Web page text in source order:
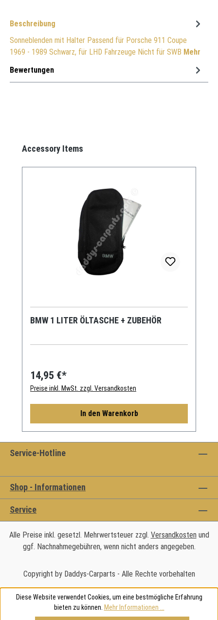
Beschreibung
Sonneblenden mit Halter Passend für Porsche 911 Coupe
1969 - 1989 Schwarz, für LHD Fahrzeuge Nicht für SWB Mehr
Bewertungen
Produktgalerie überspringen
Accessory Items
BMW 1 LITER ÖLTASCHE + ZUBEHÖR
14,95 €*
Preise inkl. MwSt. zzgl. Versandkosten
In den Warenkorb
Service-Hotline
Shop - Informationen
Service
Alle Preise inkl. gesetzl. Mehrwertsteuer zzgl. Versandkosten und
ggf. Nachnahmegebühren, wenn nicht anders angegeben.
Copyright by Daddys-Carparts - Alle Rechte vorbehalten
Diese Website verwendet Cookies, um eine bestmögliche Erfahrung
bieten zu können. Mehr Informationen ...